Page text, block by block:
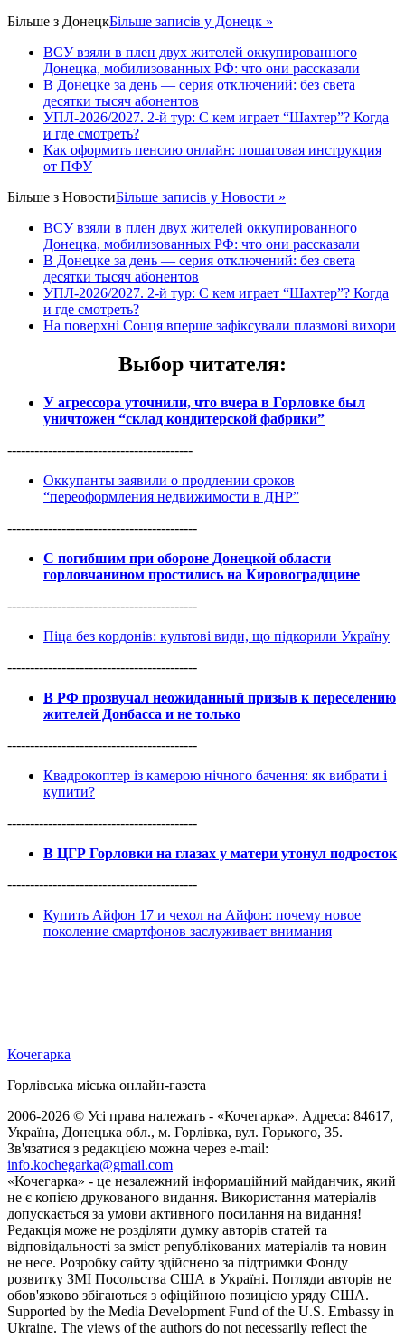
Більше з ДонецкБільше записів у Донецк »
ВСУ взяли в плен двух жителей оккупированного
Донецка, мобилизованных РФ: что они рассказали
В Донецке за день — серия отключений: без света
десятки тысяч абонентов
УПЛ-2026/2027. 2-й тур: С кем играет “Шахтер”? Когда
и где смотреть?
Как оформить пенсию онлайн: пошаговая инструкция
от ПФУ
Більше з НовостиБільше записів у Новости »
ВСУ взяли в плен двух жителей оккупированного
Донецка, мобилизованных РФ: что они рассказали
В Донецке за день — серия отключений: без света
десятки тысяч абонентов
УПЛ-2026/2027. 2-й тур: С кем играет “Шахтер”? Когда
и где смотреть?
На поверхні Сонця вперше зафіксували плазмові вихори
Выбор читателя:
У агрессора уточнили, что вчера в Горловке был
уничтожен “склад кондитерской фабрики”
-----------------------------------------
Оккупанты заявили о продлении сроков
“переоформления недвижимости в ДНР”
------------------------------------------
С погибшим при обороне Донецкой области
горловчанином простились на Кировоградщине
------------------------------------------
Піца без кордонів: культові види, що підкорили Україну
------------------------------------------
В РФ прозвучал неожиданный призыв к переселению
жителей Донбасса и не только
------------------------------------------
Квадрокоптер із камерою нічного бачення: як вибрати і
купити?
------------------------------------------
В ЦГР Горловки на глазах у матери утонул подросток
------------------------------------------
Купить Айфон 17 и чехол на Айфон: почему новое
поколение смартфонов заслуживает внимания
Кочегарка
Горлівська міська онлайн-газета
2006-2026 © Усі права належать - «Кочегарка». Адреса: 84617,
Україна, Донецька обл., м. Горлівка, вул. Горького, 35.
Зв'язатися з редакцією можна через e-mail:
info.kochegarka@gmail.com
«Кочегарка» - це незалежний інформаційний майданчик, який
не є копією друкованого видання. Використання матеріалів
допускається за умови активного посилання на видання!
Редакція може не розділяти думку авторів статей та
відповідальності за зміст републікованих матеріалів та новин
не несе. Розробку сайту здійснено за підтримки Фонду
розвитку ЗМІ Посольства США в Україні. Погляди авторів не
обов'язково збігаються з офіційною позицією уряду США.
Supported by the Media Development Fund of the U.S. Embassy in
Ukraine. The views of the authors do not necessarily reflect the